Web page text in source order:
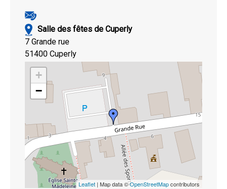
Salle des fêtes de Cuperly
7 Grande rue
51400 Cuperly
+
−
Leaflet| Map data ©OpenStreetMapcontributors